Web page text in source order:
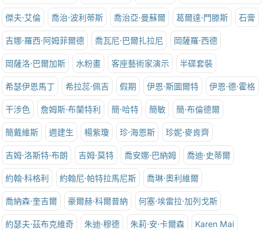
傑夫·艾倫 喬治·波利蒂斯 喬治亞·曼蘇爾 葛爾達·門滕斯 石膏
吉娜·羅西·阿姆菲爾德 喬瓦尼·巴爾扎拉尼 岡薩羅·西德
岡薩洛·巴爾加斯 水粉畫 客座藝術家演示 半碟套裝
希瑟伊恩馬丁 希拉蕊·佩吉 假期 伊恩·斯圖爾特 伊恩·德·霍格
干涉色 詹姆斯·布蘭特利 簡·哈特 簡敏 簡·布倫德爾
簡戴維斯 週建生 楊紫瓊 珍·海恩斯 珍妮·麥肯齊
吉姆·洛斯特·布朗 吉姆·莫特 喬安娜·巴納姆 喬迪·史蒂爾
約翰·科格利 約翰尼·帕特拉馬尼斯 喬琳·奧利維爾
喬納森·奎吉爾 豪爾赫·科爾普納 何塞·埃雷拉·加列戈斯
約瑟夫·茲布克維奇 朱迪·穆德 朱莉·安·卡爾森 Karen Mai